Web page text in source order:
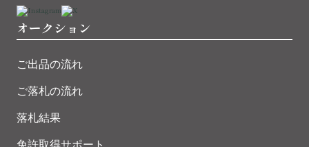
オークション
ご出品の流れ
ご落札の流れ
落札結果